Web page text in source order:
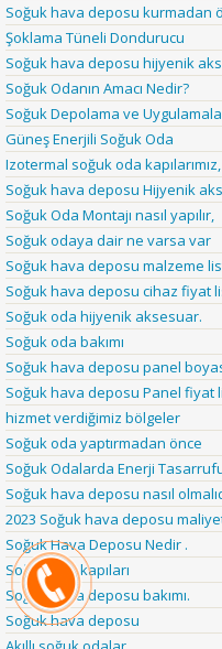
Soğuk hava deposu kurmadan
Şoklama Tüneli Dondurucu
Soğuk hava deposu hijyenik
Soğuk Odanın Amacı Nedir?
Soğuk Depolama ve
Güneş Enerjili Soğuk Oda
Izotermal soğuk oda kapılarımız,
Soğuk hava deposu Hijyenik
Soğuk Oda Montajı nasıl yapılır,
Soğuk odaya dair ne varsa var
Soğuk hava deposu malzeme
Soğuk hava deposu cihaz fiyat
Soğuk oda hijyenik aksesuar.
Soğuk oda bakımı
Soğuk hava deposu panel
Soğuk hava deposu Panel fiyat
hizmet verdiğimiz bölgeler
Soğuk oda yaptırmadan önce
Soğuk Odalarda Enerji
Soğuk hava deposu nasıl
2023 Soğuk hava deposu
Soğuk Hava Deposu Nedir .
Soğuk oda kapıları
Soğuk hava deposu bakımı.
Soğuk hava deposu